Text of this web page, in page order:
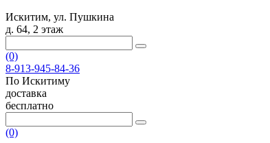
Искитим, ул. Пушкина
д. 64, 2 этаж
(0)
8-913-945-84-36
По Искитиму
доставка
бесплатно
(0)